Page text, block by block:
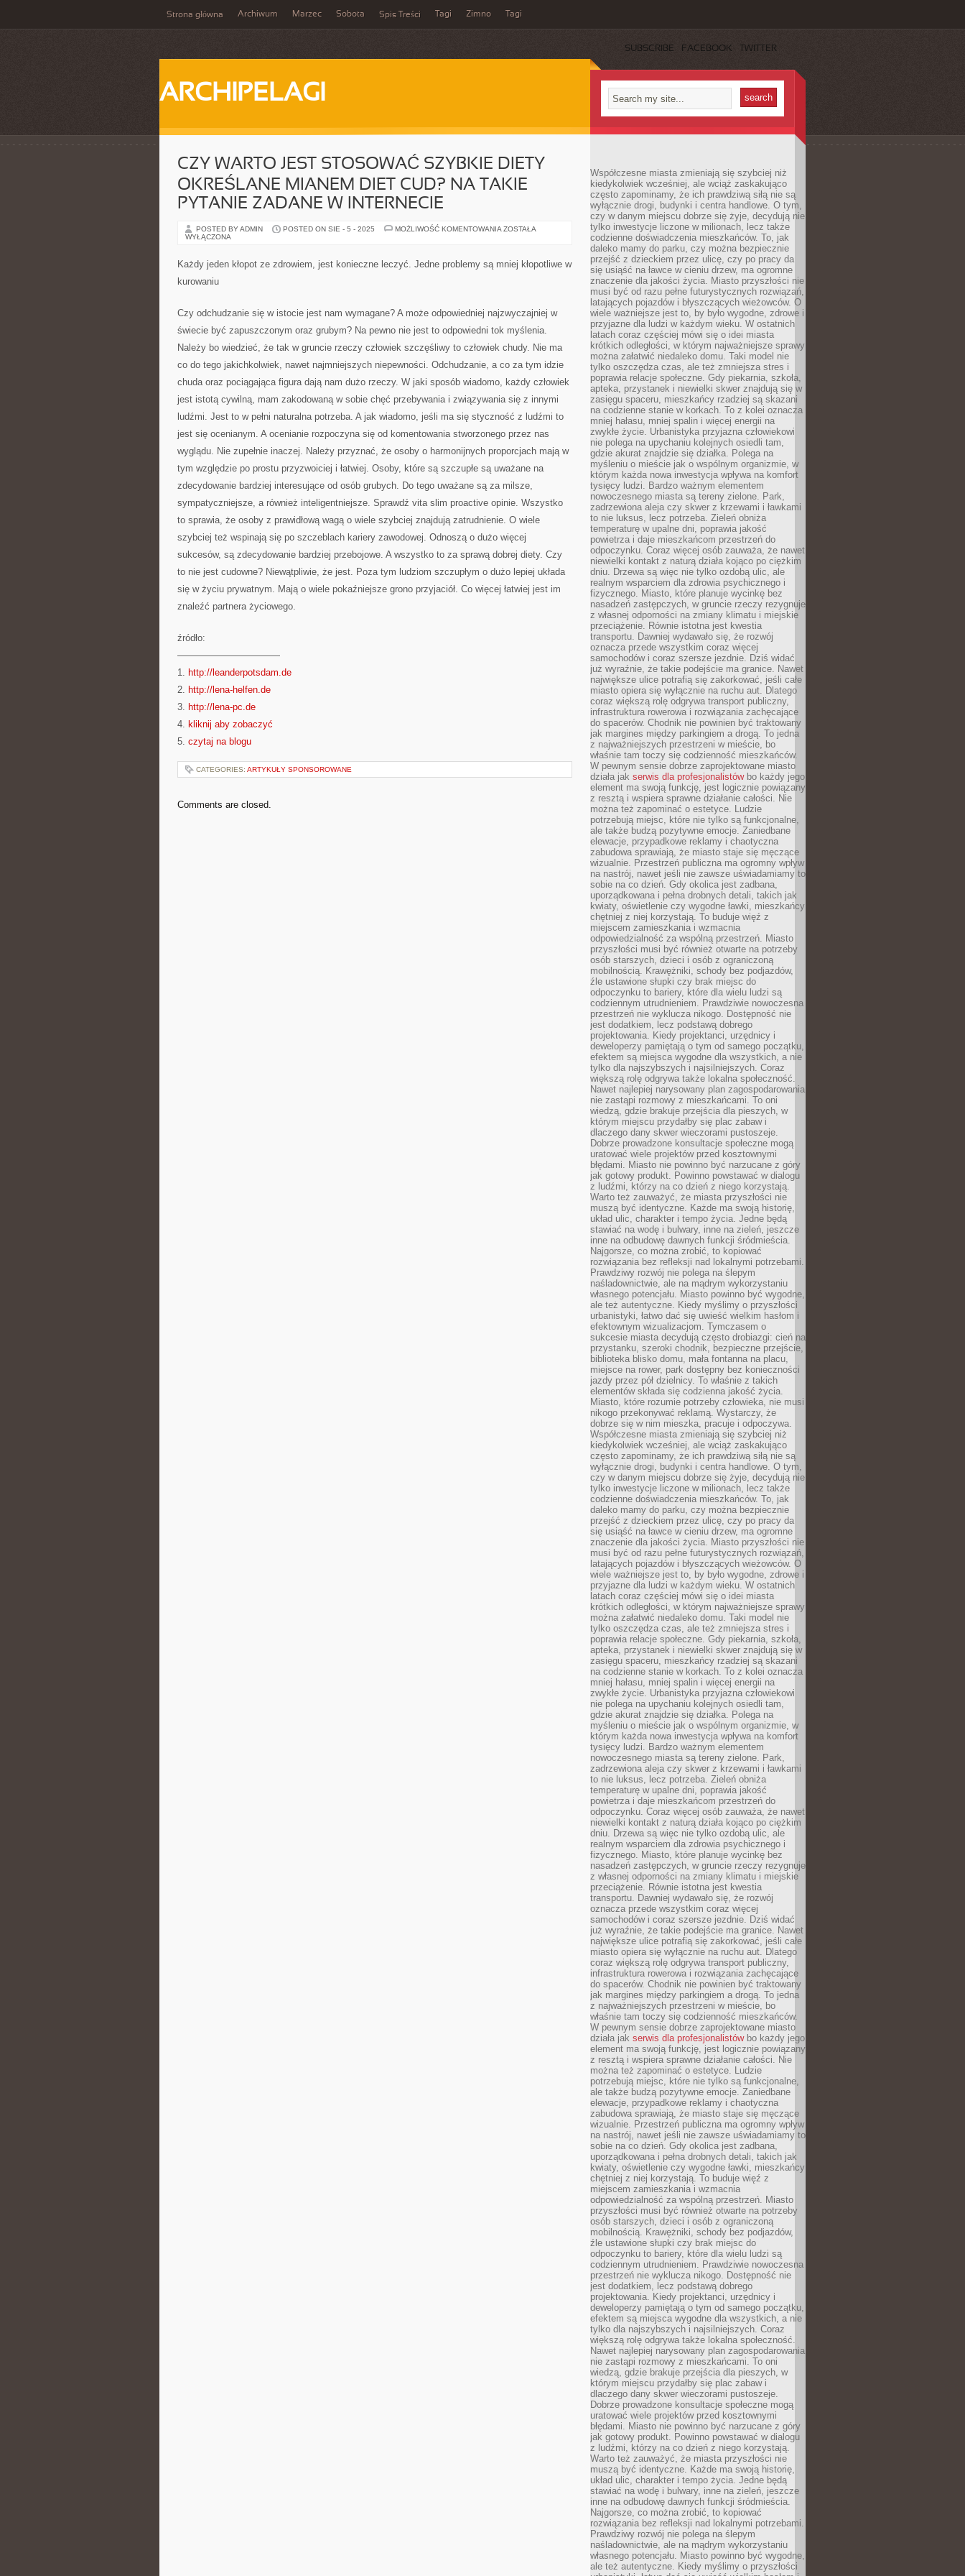
Strona główna Archiwum Marzec Sobota Spis Treści Tagi Zimno Tagi
SUBSCRIBE FACEBOOK TWITTER
ARCHIPELAGI
CZY WARTO JEST STOSOWAĆ SZYBKIE DIETY
OKREŚLANE MIANEM DIET CUD? NA TAKIE
PYTANIE ZADANE W INTERNECIE
POSTED BY ADMIN POSTED ON SIE - 5 - 2025 MOŻLIWOŚĆ KOMENTOWANIA CZY
SZYBKIE
DIETY
TAKIE
ZADANE
INTERNECIE
ZOSTAŁA
WYŁĄCZONA
Każdy jeden kłopot ze zdrowiem, jest konieczne leczyć. Jedne problemy są mniej kłopotliwe w
kurowaniu
Czy odchudzanie się w istocie jest nam wymagane? A może odpowiedniej najzwyczajniej w
świecie być zapuszczonym oraz grubym? Na pewno nie jest to odpowiedni tok myślenia.
Należy bo wiedzieć, że tak w gruncie rzeczy człowiek szczęśliwy to człowiek chudy. Nie ma
co do tego jakichkolwiek, nawet najmniejszych niepewności. Odchudzanie, a co za tym idzie
chuda oraz pociągająca figura dają nam dużo rzeczy. W jaki sposób wiadomo, każdy człowiek
jest istotą cywilną, mam zakodowaną w sobie chęć przebywania i związywania się z innymi
ludźmi. Jest to w pełni naturalna potrzeba. A jak wiadomo, jeśli ma się styczność z ludźmi to
jest się ocenianym. A ocenianie rozpoczyna się od komentowania stworzonego przez nas
wyglądu. Nie zupełnie inaczej. Należy przyznać, że osoby o harmonijnych proporcjach mają w
tym względzie po prostu przyzwoiciej i łatwiej. Osoby, które są szczupłe są uważane na
zdecydowanie bardziej interesujące od osób grubych. Do tego uważane są za milsze,
sympatyczniejsze, a również inteligentniejsze. Sprawdź vita slim proactive opinie. Wszystko
to sprawia, że osoby z prawidłową wagą o wiele szybciej znajdują zatrudnienie. O wiele
szybciej też wspinają się po szczeblach kariery zawodowej. Odnoszą o dużo więcej
sukcesów, są zdecydowanie bardziej przebojowe. A wszystko to za sprawą dobrej diety. Czy
to nie jest cudowne? Niewątpliwie, że jest. Poza tym ludziom szczupłym o dużo lepiej układa
się w życiu prywatnym. Mają o wiele pokaźniejsze grono przyjaciół. Co więcej łatwiej jest im
znaleźć partnera życiowego.
źródło:
———————————
1. http://leanderpotsdam.de
2. http://lena-helfen.de
3. http://lena-pc.de
4. kliknij aby zobaczyć
5. czytaj na blogu
CATEGORIES: ARTYKUŁY SPONSOROWANE
Comments are closed.
Współczesne miasta zmieniają się szybciej niż
kiedykolwiek wcześniej, ale wciąż zaskakująco
często zapominamy, że ich prawdziwą siłą nie są
wyłącznie drogi, budynki i centra handlowe. O tym,
czy w danym miejscu dobrze się żyje, decydują nie
tylko inwestycje liczone w milionach, lecz także
codzienne doświadczenia mieszkańców. To, jak
daleko mamy do parku, czy można bezpiecznie
przejść z dzieckiem przez ulicę, czy po pracy da
się usiąść na ławce w cieniu drzew, ma ogromne
znaczenie dla jakości życia. Miasto przyszłości nie
musi być od razu pełne futurystycznych rozwiązań,
latających pojazdów i błyszczących wieżowców. O
wiele ważniejsze jest to, by było wygodne, zdrowe i
przyjazne dla ludzi w każdym wieku. W ostatnich
latach coraz częściej mówi się o idei miasta
krótkich odległości, w którym najważniejsze sprawy
można załatwić niedaleko domu. Taki model nie
tylko oszczędza czas, ale też zmniejsza stres i
poprawia relacje społeczne. Gdy piekarnia, szkoła,
apteka, przystanek i niewielki skwer znajdują się w
zasięgu spaceru, mieszkańcy rzadziej są skazani
na codzienne stanie w korkach. To z kolei oznacza
mniej hałasu, mniej spalin i więcej energii na
zwykłe życie. Urbanistyka przyjazna człowiekowi
nie polega na upychaniu kolejnych osiedli tam,
gdzie akurat znajdzie się działka. Polega na
myśleniu o mieście jak o wspólnym organizmie, w
którym każda nowa inwestycja wpływa na komfort
tysięcy ludzi. Bardzo ważnym elementem
nowoczesnego miasta są tereny zielone. Park,
zadrzewiona aleja czy skwer z krzewami i ławkami
to nie luksus, lecz potrzeba. Zieleń obniża
temperaturę w upalne dni, poprawia jakość
powietrza i daje mieszkańcom przestrzeń do
odpoczynku. Coraz więcej osób zauważa, że nawet
niewielki kontakt z naturą działa kojąco po ciężkim
dniu. Drzewa są więc nie tylko ozdobą ulic, ale
realnym wsparciem dla zdrowia psychicznego i
fizycznego. Miasto, które planuje wycinkę bez
nasadzeń zastępczych, w gruncie rzeczy rezygnuje
z własnej odporności na zmiany klimatu i miejskie
przeciążenie. Równie istotna jest kwestia
transportu. Dawniej wydawało się, że rozwój
oznacza przede wszystkim coraz więcej
samochodów i coraz szersze jezdnie. Dziś widać
już wyraźnie, że takie podejście ma granice. Nawet
największe ulice potrafią się zakorkować, jeśli całe
miasto opiera się wyłącznie na ruchu aut. Dlatego
coraz większą rolę odgrywa transport publiczny,
infrastruktura rowerowa i rozwiązania zachęcające
do spacerów. Chodnik nie powinien być traktowany
jak margines między parkingiem a drogą. To jedna
z najważniejszych przestrzeni w mieście, bo
właśnie tam toczy się codzienność mieszkańców.
W pewnym sensie dobrze zaprojektowane miasto
działa jak serwis dla profesjonalistówbo każdy jego
element ma swoją funkcję, jest logicznie powiązany
z resztą i wspiera sprawne działanie całości. Nie
można też zapominać o estetyce. Ludzie
potrzebują miejsc, które nie tylko są funkcjonalne,
ale także budzą pozytywne emocje. Zaniedbane
elewacje, przypadkowe reklamy i chaotyczna
zabudowa sprawiają, że miasto staje się męczące
wizualnie. Przestrzeń publiczna ma ogromny wpływ
na nastrój, nawet jeśli nie zawsze uświadamiamy to
sobie na co dzień. Gdy okolica jest zadbana,
uporządkowana i pełna drobnych detali, takich jak
kwiaty, oświetlenie czy wygodne ławki, mieszkańcy
chętniej z niej korzystają. To buduje więź z
miejscem zamieszkania i wzmacnia
odpowiedzialność za wspólną przestrzeń. Miasto
przyszłości musi być również otwarte na potrzeby
osób starszych, dzieci i osób z ograniczoną
mobilnością. Krawężniki, schody bez podjazdów,
źle ustawione słupki czy brak miejsc do
odpoczynku to bariery, które dla wielu ludzi są
codziennym utrudnieniem. Prawdziwie nowoczesna
przestrzeń nie wyklucza nikogo. Dostępność nie
jest dodatkiem, lecz podstawą dobrego
projektowania. Kiedy projektanci, urzędnicy i
deweloperzy pamiętają o tym od samego początku,
efektem są miejsca wygodne dla wszystkich, a nie
tylko dla najszybszych i najsilniejszych. Coraz
większą rolę odgrywa także lokalna społeczność.
Nawet najlepiej narysowany plan zagospodarowania
nie zastąpi rozmowy z mieszkańcami. To oni
wiedzą, gdzie brakuje przejścia dla pieszych, w
którym miejscu przydałby się plac zabaw i
dlaczego dany skwer wieczorami pustoszeje.
Dobrze prowadzone konsultacje społeczne mogą
uratować wiele projektów przed kosztownymi
błędami. Miasto nie powinno być narzucane z góry
jak gotowy produkt. Powinno powstawać w dialogu
z ludźmi, którzy na co dzień z niego korzystają.
Warto też zauważyć, że miasta przyszłości nie
muszą być identyczne. Każde ma swoją historię,
układ ulic, charakter i tempo życia. Jedne będą
stawiać na wodę i bulwary, inne na zieleń, jeszcze
inne na odbudowę dawnych funkcji śródmieścia.
Najgorsze, co można zrobić, to kopiować
rozwiązania bez refleksji nad lokalnymi potrzebami.
Prawdziwy rozwój nie polega na ślepym
naśladownictwie, ale na mądrym wykorzystaniu
własnego potencjału. Miasto powinno być wygodne,
ale też autentyczne. Kiedy myślimy o przyszłości
urbanistyki, łatwo dać się uwieść wielkim hasłom i
efektownym wizualizacjom. Tymczasem o
sukcesie miasta decydują często drobiazgi: cień na
przystanku, szeroki chodnik, bezpieczne przejście,
biblioteka blisko domu, mała fontanna na placu,
miejsce na rower, park dostępny bez konieczności
jazdy przez pół dzielnicy. To właśnie z takich
elementów składa się codzienna jakość życia.
Miasto, które rozumie potrzeby człowieka, nie musi
nikogo przekonywać reklamą. Wystarczy, że
dobrze się w nim mieszka, pracuje i odpoczywa.
Współczesne miasta zmieniają się szybciej niż
kiedykolwiek wcześniej, ale wciąż zaskakująco
często zapominamy, że ich prawdziwą siłą nie są
wyłącznie drogi, budynki i centra handlowe. O tym,
czy w danym miejscu dobrze się żyje, decydują nie
tylko inwestycje liczone w milionach, lecz także
codzienne doświadczenia mieszkańców. To, jak
daleko mamy do parku, czy można bezpiecznie
przejść z dzieckiem przez ulicę, czy po pracy da
się usiąść na ławce w cieniu drzew, ma ogromne
znaczenie dla jakości życia. Miasto przyszłości nie
musi być od razu pełne futurystycznych rozwiązań,
latających pojazdów i błyszczących wieżowców. O
wiele ważniejsze jest to, by było wygodne, zdrowe i
przyjazne dla ludzi w każdym wieku. W ostatnich
latach coraz częściej mówi się o idei miasta
krótkich odległości, w którym najważniejsze sprawy
można załatwić niedaleko domu. Taki model nie
tylko oszczędza czas, ale też zmniejsza stres i
poprawia relacje społeczne. Gdy piekarnia, szkoła,
apteka, przystanek i niewielki skwer znajdują się w
zasięgu spaceru, mieszkańcy rzadziej są skazani
na codzienne stanie w korkach. To z kolei oznacza
mniej hałasu, mniej spalin i więcej energii na
zwykłe życie. Urbanistyka przyjazna człowiekowi
nie polega na upychaniu kolejnych osiedli tam,
gdzie akurat znajdzie się działka. Polega na
myśleniu o mieście jak o wspólnym organizmie, w
którym każda nowa inwestycja wpływa na komfort
tysięcy ludzi. Bardzo ważnym elementem
nowoczesnego miasta są tereny zielone. Park,
zadrzewiona aleja czy skwer z krzewami i ławkami
to nie luksus, lecz potrzeba. Zieleń obniża
temperaturę w upalne dni, poprawia jakość
powietrza i daje mieszkańcom przestrzeń do
odpoczynku. Coraz więcej osób zauważa, że nawet
niewielki kontakt z naturą działa kojąco po ciężkim
dniu. Drzewa są więc nie tylko ozdobą ulic, ale
realnym wsparciem dla zdrowia psychicznego i
fizycznego. Miasto, które planuje wycinkę bez
nasadzeń zastępczych, w gruncie rzeczy rezygnuje
z własnej odporności na zmiany klimatu i miejskie
przeciążenie. Równie istotna jest kwestia
transportu. Dawniej wydawało się, że rozwój
oznacza przede wszystkim coraz więcej
samochodów i coraz szersze jezdnie. Dziś widać
już wyraźnie, że takie podejście ma granice. Nawet
największe ulice potrafią się zakorkować, jeśli całe
miasto opiera się wyłącznie na ruchu aut. Dlatego
coraz większą rolę odgrywa transport publiczny,
infrastruktura rowerowa i rozwiązania zachęcające
do spacerów. Chodnik nie powinien być traktowany
jak margines między parkingiem a drogą. To jedna
z najważniejszych przestrzeni w mieście, bo
właśnie tam toczy się codzienność mieszkańców.
W pewnym sensie dobrze zaprojektowane miasto
działa jak serwis dla profesjonalistówbo każdy jego
element ma swoją funkcję, jest logicznie powiązany
z resztą i wspiera sprawne działanie całości. Nie
można też zapominać o estetyce. Ludzie
potrzebują miejsc, które nie tylko są funkcjonalne,
ale także budzą pozytywne emocje. Zaniedbane
elewacje, przypadkowe reklamy i chaotyczna
zabudowa sprawiają, że miasto staje się męczące
wizualnie. Przestrzeń publiczna ma ogromny wpływ
na nastrój, nawet jeśli nie zawsze uświadamiamy to
sobie na co dzień. Gdy okolica jest zadbana,
uporządkowana i pełna drobnych detali, takich jak
kwiaty, oświetlenie czy wygodne ławki, mieszkańcy
chętniej z niej korzystają. To buduje więź z
miejscem zamieszkania i wzmacnia
odpowiedzialność za wspólną przestrzeń. Miasto
przyszłości musi być również otwarte na potrzeby
osób starszych, dzieci i osób z ograniczoną
mobilnością. Krawężniki, schody bez podjazdów,
źle ustawione słupki czy brak miejsc do
odpoczynku to bariery, które dla wielu ludzi są
codziennym utrudnieniem. Prawdziwie nowoczesna
przestrzeń nie wyklucza nikogo. Dostępność nie
jest dodatkiem, lecz podstawą dobrego
projektowania. Kiedy projektanci, urzędnicy i
deweloperzy pamiętają o tym od samego początku,
efektem są miejsca wygodne dla wszystkich, a nie
tylko dla najszybszych i najsilniejszych. Coraz
większą rolę odgrywa także lokalna społeczność.
Nawet najlepiej narysowany plan zagospodarowania
nie zastąpi rozmowy z mieszkańcami. To oni
wiedzą, gdzie brakuje przejścia dla pieszych, w
którym miejscu przydałby się plac zabaw i
dlaczego dany skwer wieczorami pustoszeje.
Dobrze prowadzone konsultacje społeczne mogą
uratować wiele projektów przed kosztownymi
błędami. Miasto nie powinno być narzucane z góry
jak gotowy produkt. Powinno powstawać w dialogu
z ludźmi, którzy na co dzień z niego korzystają.
Warto też zauważyć, że miasta przyszłości nie
muszą być identyczne. Każde ma swoją historię,
układ ulic, charakter i tempo życia. Jedne będą
stawiać na wodę i bulwary, inne na zieleń, jeszcze
inne na odbudowę dawnych funkcji śródmieścia.
Najgorsze, co można zrobić, to kopiować
rozwiązania bez refleksji nad lokalnymi potrzebami.
Prawdziwy rozwój nie polega na ślepym
naśladownictwie, ale na mądrym wykorzystaniu
własnego potencjału. Miasto powinno być wygodne,
ale też autentyczne. Kiedy myślimy o przyszłości